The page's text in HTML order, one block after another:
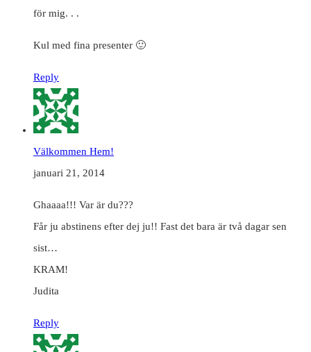
för mig. . .
Kul med fina presenter 🙂
Reply
Välkommen Hem!
januari 21, 2014
Ghaaaa!!! Var är du???
Får ju abstinens efter dej ju!! Fast det bara är två dagar sen
sist…
KRAM!
Judita
Reply